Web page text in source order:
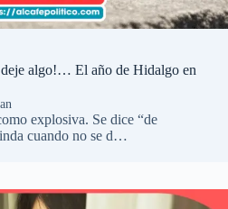
deje algo!… El año de Hidalgo en
explosiva. Se dice “de
cuando no se d…